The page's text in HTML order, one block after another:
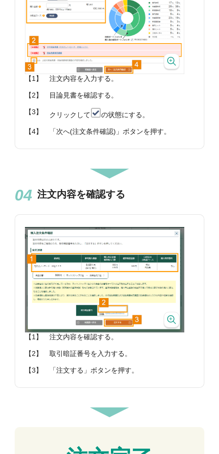
【1】 注文内容を入力する。
【2】 目論見書を確認する。
【3】 クリックして の状態にする。
【4】 「次へ(注文条件確認)」ボタンを押す。
注文内容を確認する
【1】 注文内容を確認する。
【2】 取引暗証番号を入力する。
【3】 「注文する」ボタンを押す。